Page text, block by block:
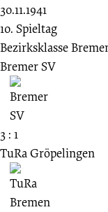
30.11.1941
10. Spieltag
Bezirksklasse
Bremer SV
3 : 1
TuRa Gröpelingen